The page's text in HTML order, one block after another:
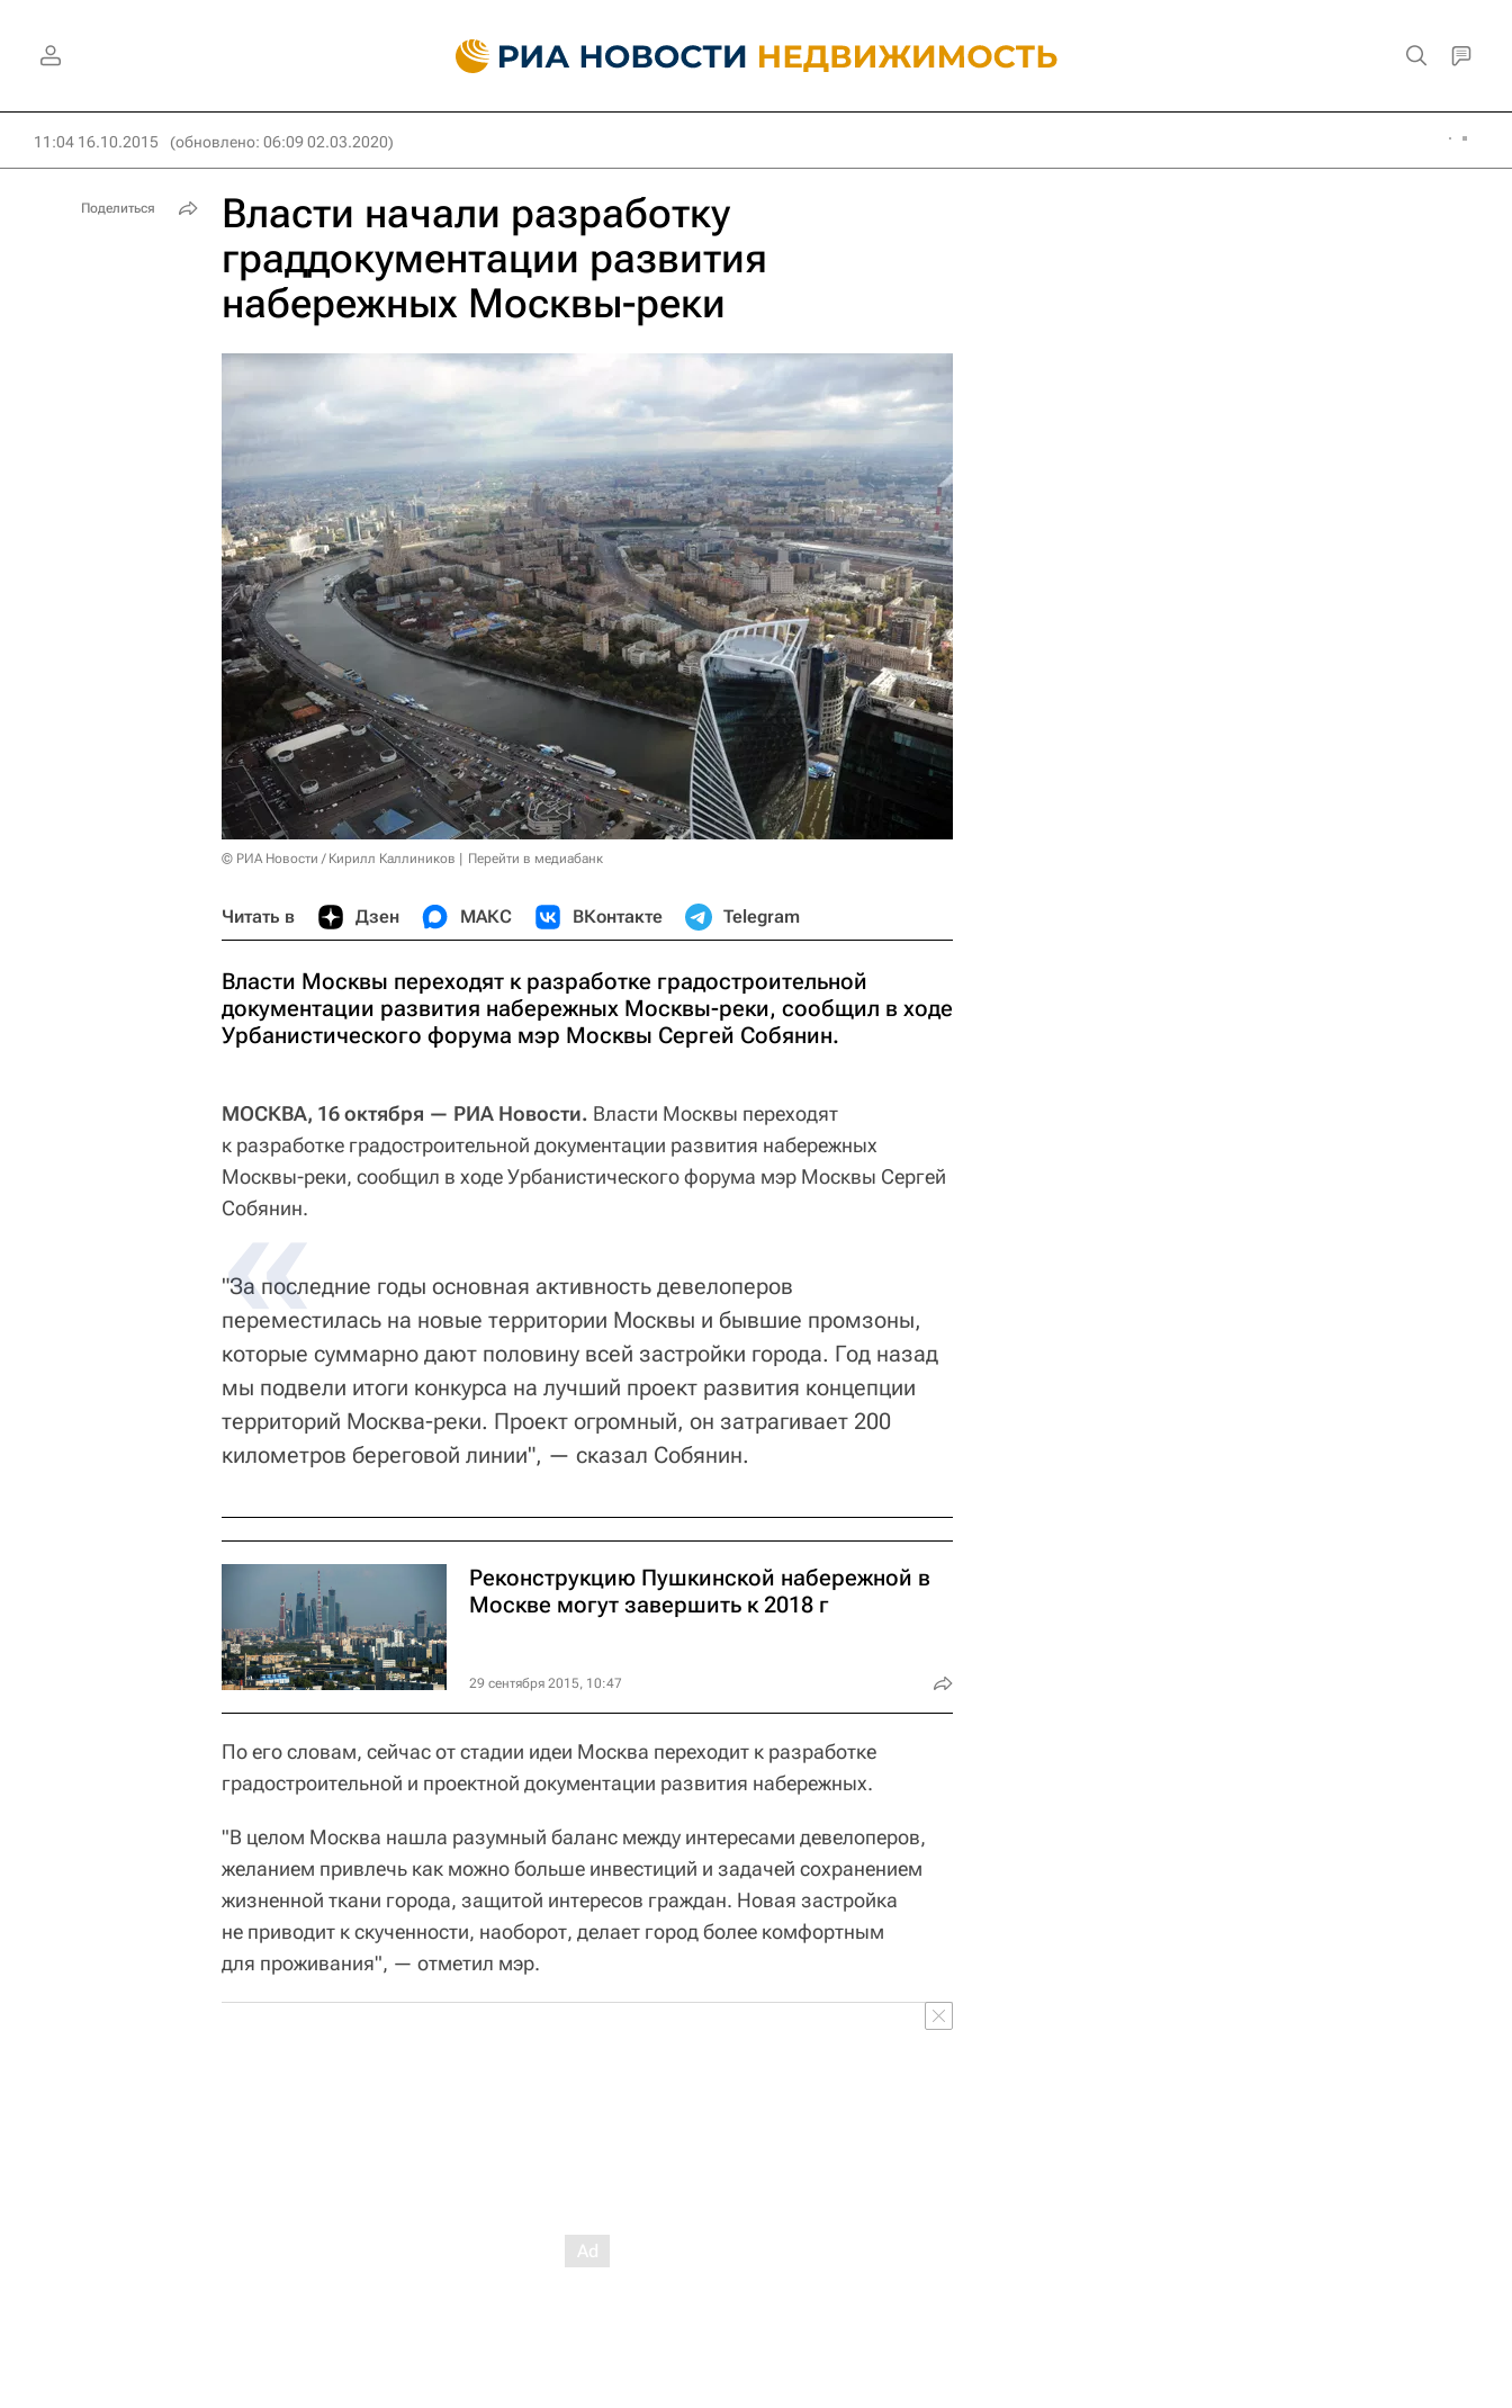
11:04 16.10.2015 (обновлено: 06:09 02.03.2020)
Власти начали разработку
граддокументации развития
набережных Москвы-реки
© РИА Новости / Кирилл Каллиников Перейти в медиабанк
Читать в Дзен МАКС ВКонтакте Telegram
Власти Москвы переходят к разработке градостроительной
документации развития набережных Москвы-реки, сообщил в ходе
Урбанистического форума мэр Москвы Сергей Собянин.
МОСКВА, 16 октября — РИА Новости. Власти Москвы переходят
к разработке градостроительной документации развития набережных
Москвы-реки, сообщил в ходе Урбанистического форума мэр Москвы Сергей
Собянин.
"За последние годы основная активность девелоперов
переместилась на новые территории Москвы и бывшие промзоны,
которые суммарно дают половину всей застройки города. Год назад
мы подвели итоги конкурса на лучший проект развития концепции
территорий Москва-реки. Проект огромный, он затрагивает 200
километров береговой линии", — сказал Собянин.
Реконструкцию Пушкинской набережной в
Москве могут завершить к 2018 г
29 сентября 2015, 10:47
По его словам, сейчас от стадии идеи Москва переходит к разработке
градостроительной и проектной документации развития набережных.
"В целом Москва нашла разумный баланс между интересами девелоперов,
желанием привлечь как можно больше инвестиций и задачей сохранением
жизненной ткани города, защитой интересов граждан. Новая застройка
не приводит к скученности, наоборот, делает город более комфортным
для проживания", — отметил мэр.
Поделиться